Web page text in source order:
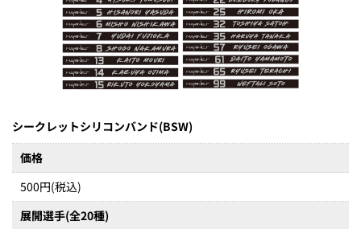
シークレットシリコンバンド(BSW)
価格
500円(税込)
展開選手(全20種)